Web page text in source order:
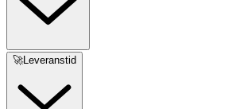
🚀Leveranstid